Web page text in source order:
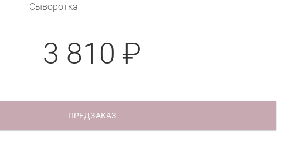
Сыворотка
3 810 ₽
ПРЕДЗАКАЗ